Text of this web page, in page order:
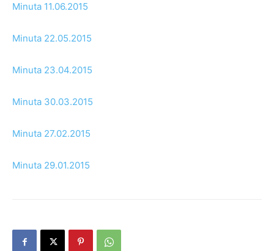
Minuta 11.06.2015
Minuta 22.05.2015
Minuta 23.04.2015
Minuta 30.03.2015
Minuta 27.02.2015
Minuta 29.01.2015